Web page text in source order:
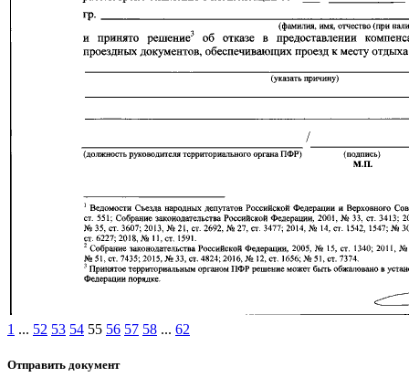
1 ... 52 53 54 55 56 57 58 ... 62
Отправить документ